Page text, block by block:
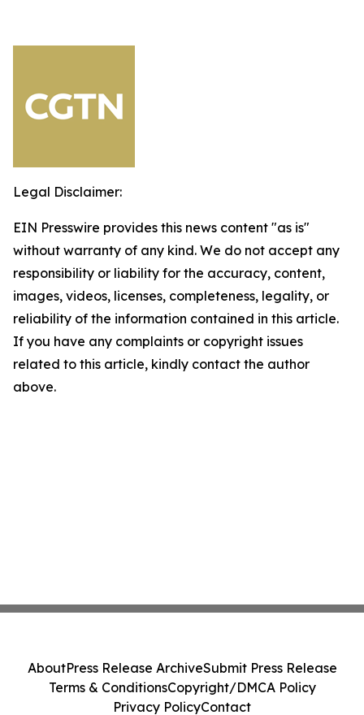
Legal Disclaimer:
EIN Presswire provides this news content "as is"
without warranty of any kind. We do not accept any
responsibility or liability for the accuracy, content,
images, videos, licenses, completeness, legality, or
reliability of the information contained in this article.
If you have any complaints or copyright issues
related to this article, kindly contact the author
above.
AboutPress Release ArchiveSubmit Press Release
Terms & ConditionsCopyright/DMCA Policy
Privacy PolicyContact